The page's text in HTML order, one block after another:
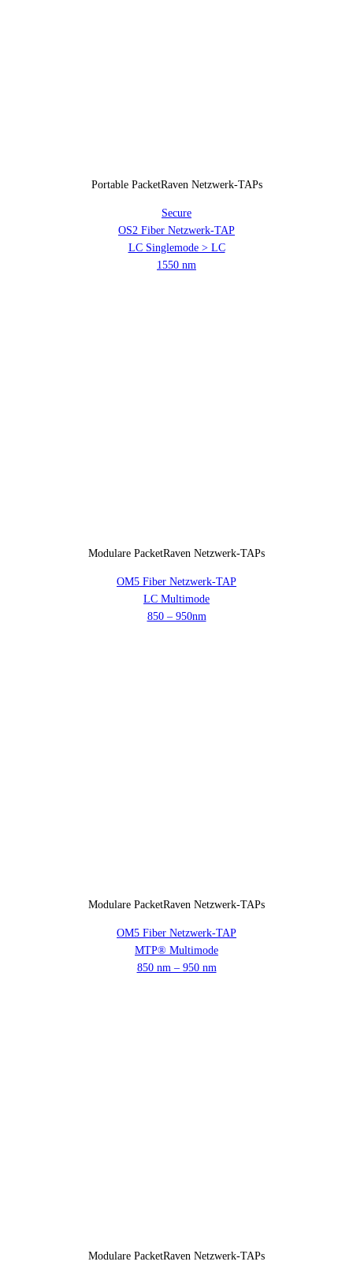
Portable PacketRaven Netzwerk-TAPs
Secure
OS2 Fiber Netzwerk-TAP
LC Singlemode > LC
1550 nm
Modulare PacketRaven Netzwerk-TAPs
OM5 Fiber Netzwerk-TAP
LC Multimode
850 – 950nm
Modulare PacketRaven Netzwerk-TAPs
OM5 Fiber Netzwerk-TAP
MTP® Multimode
850 nm – 950 nm
Modulare PacketRaven Netzwerk-TAPs